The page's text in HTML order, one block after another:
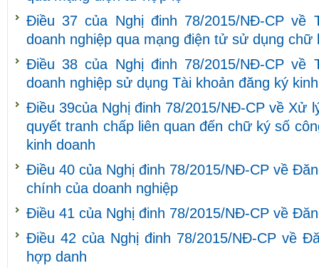
Điều 37 của Nghị đinh 78/2015/NĐ-CP
doanh nghiệp qua mạng điện tử sử dụng chữ
Điều 38 của Nghị đinh 78/2015/NĐ-CP
doanh nghiệp sử dụng Tài khoản đăng ký
Điều 39của Nghị đinh 78/2015/NĐ-CP về Xử
quyết tranh chấp liên quan đến chữ ký số
kinh doanh
Điều 40 của Nghị đinh 78/2015/NĐ-CP về
chính của doanh nghiệp
Điều 41 của Nghị đinh 78/2015/NĐ-CP về
Điều 42 của Nghị đinh 78/2015/NĐ-CP về
hợp danh